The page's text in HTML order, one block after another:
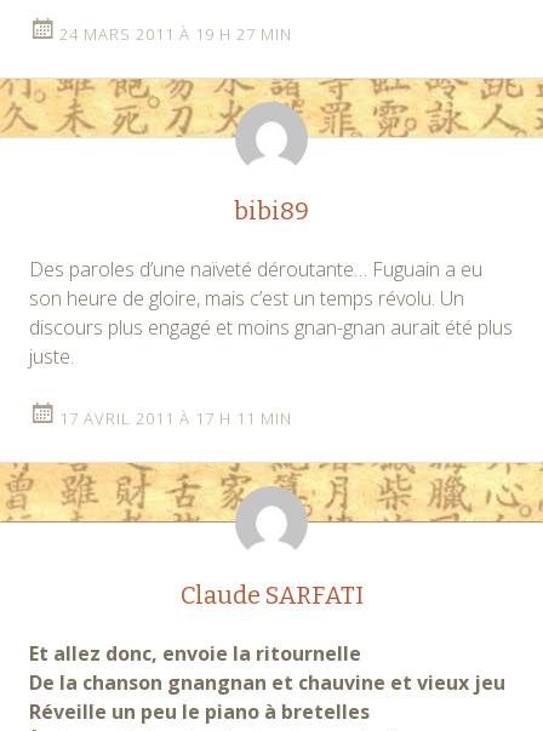
24 MARS 2011 À 19 H 27 MIN
bibi89
Des paroles d’une naïveté déroutante… Fuguain a eu
son heure de gloire, mais c’est un temps révolu. Un
discours plus engagé et moins gnan-gnan aurait été plus
juste.
17 AVRIL 2011 À 17 H 11 MIN
Claude SARFATI
Et allez donc, envoie la ritournelle
De la chanson gnangnan et chauvine et vieux jeu
Réveille un peu le piano à bretelles